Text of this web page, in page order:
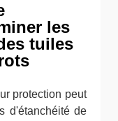
les
tuiles
protection peut
d'étanchéité de